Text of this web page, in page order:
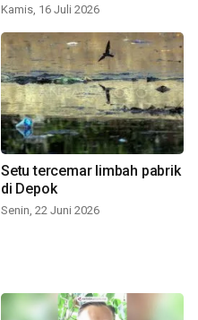
Kamis, 16 Juli 2026
Setu tercemar limbah pabrik
di Depok
Senin, 22 Juni 2026